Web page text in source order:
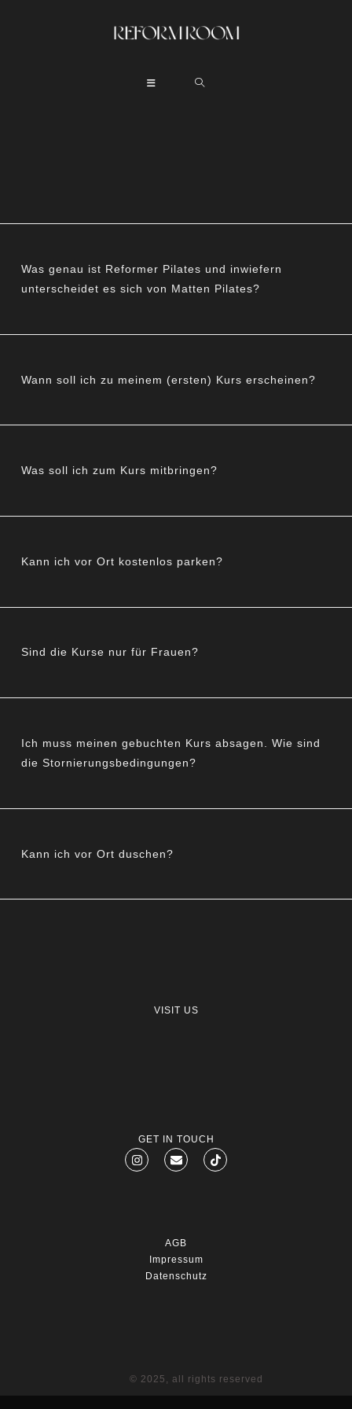
Was genau ist Reformer Pilates und inwiefern
unterscheidet es sich von Matten Pilates?
Wann soll ich zu meinem (ersten) Kurs erscheinen?
Was soll ich zum Kurs mitbringen?
Kann ich vor Ort kostenlos parken?
Sind die Kurse nur für Frauen?
Ich muss meinen gebuchten Kurs absagen. Wie sind
die Stornierungsbedingungen?
Kann ich vor Ort duschen?
VISIT US
GET IN TOUCH
AGB
Impressum
Datenschutz
© 2025, all rights reserved